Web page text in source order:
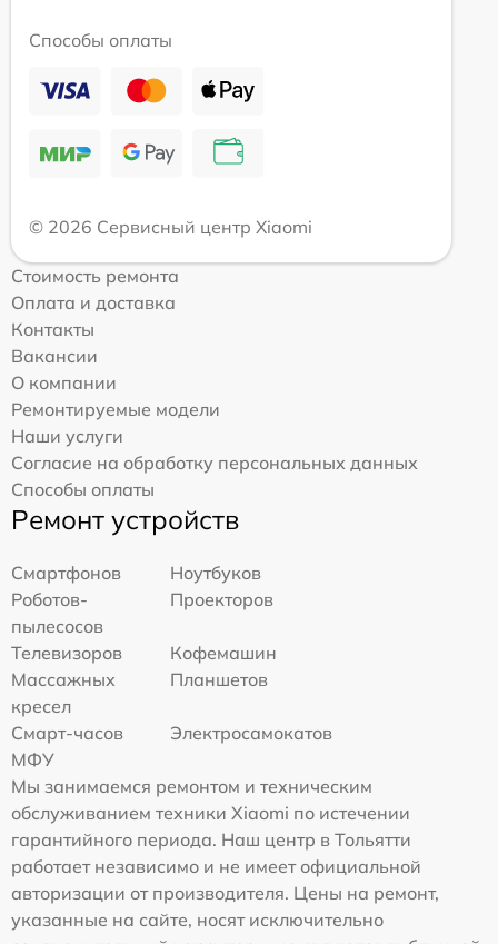
Способы оплаты
© 2026 Сервисный центр Xiaomi
Стоимость ремонта
Оплата и доставка
Контакты
Вакансии
О компании
Ремонтируемые модели
Наши услуги
Согласие на обработку персональных данных
Способы оплаты
Ремонт устройств
Смартфонов
Ноутбуков
Роботов-
пылесосов
Проекторов
Телевизоров
Кофемашин
Массажных
кресел
Планшетов
Смарт-часов
Электросамокатов
МФУ
Мы занимаемся ремонтом и техническим
обслуживанием техники Xiaomi по истечении
гарантийного периода. Наш центр в Тольятти
работает независимо и не имеет официальной
авторизации от производителя. Цены на ремонт,
указанные на сайте, носят исключительно